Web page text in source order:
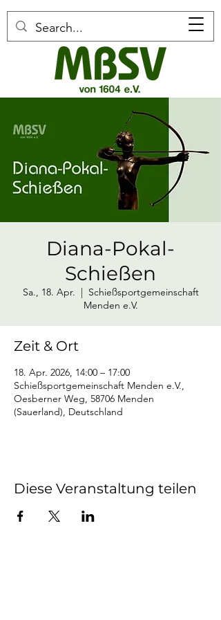
Diana-Pokal-
Schießen
Sa., 18. Apr.
  |
Schießsportgemeinschaft
Menden e.V.
Zeit & Ort
18. Apr. 2026, 14:00 – 17:00
Schießsportgemeinschaft Menden e.V.,
Oesberner Weg, 58706 Menden
(Sauerland), Deutschland
Diese Veranstaltung teilen